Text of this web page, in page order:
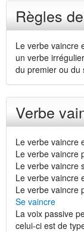
Règles
Le verbe vaincre
un verbe
du premier ou du
Verbe
Le verbe vaincre
Le verbe vaincre
Le verbe vaincre
Le verbe vaincre
Le verbe vaincre
Se vaincre
La voix passive
celui-ci est de